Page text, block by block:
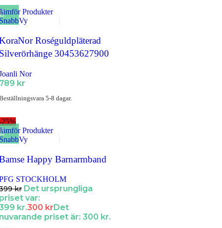
Produkter
Roséguldpläterad
30453627900
Nor
kr
5-8 dagar.
25%
Produkter
Happy Barnarmband
STOCKHOLM
kr Det ursprungliga
var:
kr.300 kr Det
priset är: 300 kr.